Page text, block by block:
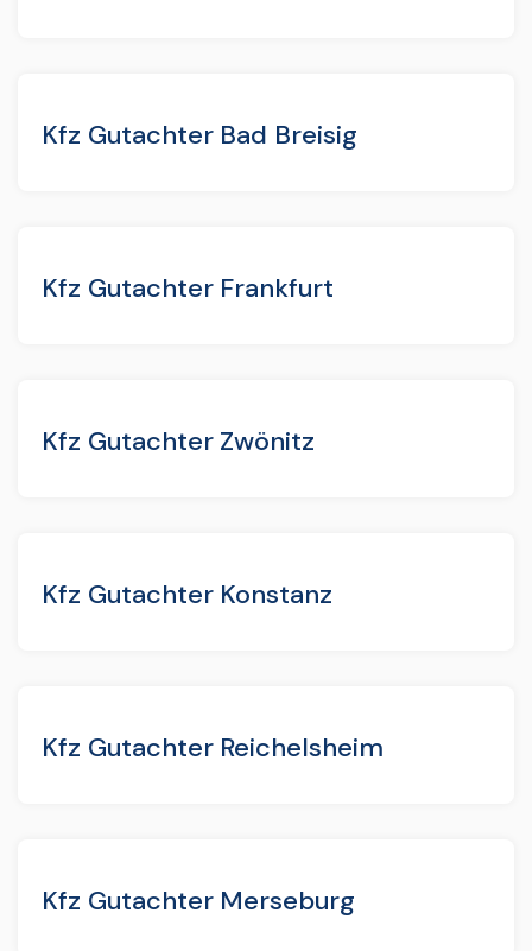
Kfz Gutachter Bad Breisig
Kfz Gutachter Frankfurt
Kfz Gutachter Zwönitz
Kfz Gutachter Konstanz
Kfz Gutachter Reichelsheim
Kfz Gutachter Merseburg